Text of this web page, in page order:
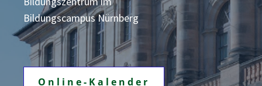
Bildungscampus Nürnberg
Online-Kalender